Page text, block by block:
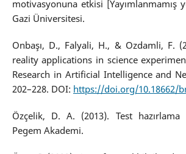
motivasyonuna etkisi [Yayımlanmamış
Gazi Üniversitesi.
Onbaşı, D., Falyali, H., & Ozdamli, F.
reality applications in science
Research in Artificial Intelligence and
202–228. DOI: https://doi.org/10.18662/
Özçelik, D. A. (2013). Test hazırlama
Pegem Akademi.